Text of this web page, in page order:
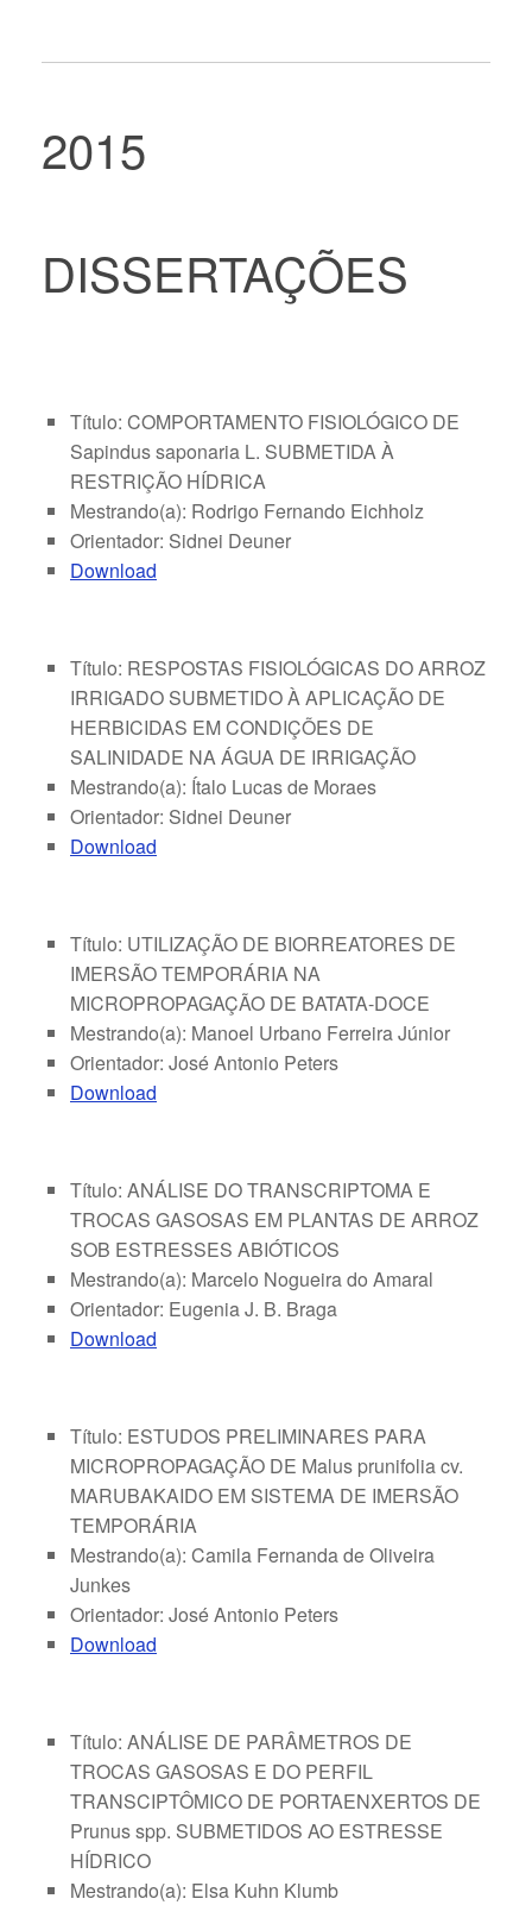
2015
DISSERTAÇÕES
Título: COMPORTAMENTO FISIOLÓGICO DE
Sapindus saponaria L. SUBMETIDA À
RESTRIÇÃO HÍDRICA
Mestrando(a): Rodrigo Fernando Eichholz
Orientador: Sidnei Deuner
Download
Título: RESPOSTAS FISIOLÓGICAS DO ARROZ
IRRIGADO SUBMETIDO À APLICAÇÃO DE
HERBICIDAS EM CONDIÇÕES DE
SALINIDADE NA ÁGUA DE IRRIGAÇÃO
Mestrando(a): Ítalo Lucas de Moraes
Orientador: Sidnei Deuner
Download
Título: UTILIZAÇÃO DE BIORREATORES DE
IMERSÃO TEMPORÁRIA NA
MICROPROPAGAÇÃO DE BATATA-DOCE
Mestrando(a): Manoel Urbano Ferreira Júnior
Orientador: José Antonio Peters
Download
Título: ANÁLISE DO TRANSCRIPTOMA E
TROCAS GASOSAS EM PLANTAS DE ARROZ
SOB ESTRESSES ABIÓTICOS
Mestrando(a): Marcelo Nogueira do Amaral
Orientador: Eugenia J. B. Braga
Download
Título: ESTUDOS PRELIMINARES PARA
MICROPROPAGAÇÃO DE Malus prunifolia cv.
MARUBAKAIDO EM SISTEMA DE IMERSÃO
TEMPORÁRIA
Mestrando(a): Camila Fernanda de Oliveira
Junkes
Orientador: José Antonio Peters
Download
Título: ANÁLISE DE PARÂMETROS DE
TROCAS GASOSAS E DO PERFIL
TRANSCIPTÔMICO DE PORTAENXERTOS DE
Prunus spp. SUBMETIDOS AO ESTRESSE
HÍDRICO
Mestrando(a): Elsa Kuhn Klumb